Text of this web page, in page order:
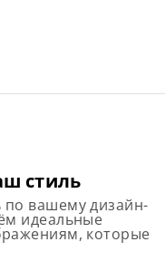
стиль
вашему дизайн-
идеальные
которые